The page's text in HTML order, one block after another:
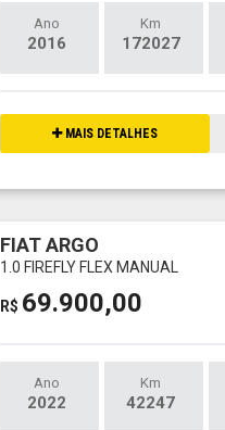
Ano
2016
Km
172027
MAIS DETALHES
FIAT ARGO
1.0 FIREFLY FLEX MANUAL
R$ 69.900,00
Ano
2022
Km
42247